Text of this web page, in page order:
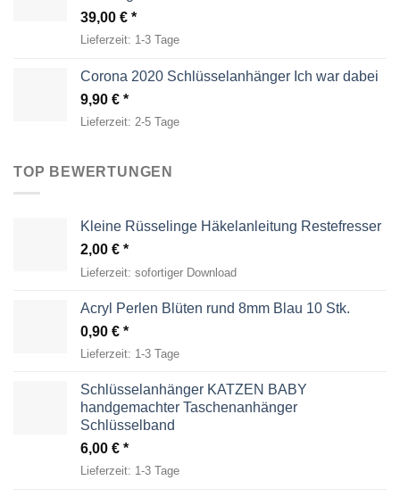
39,00 €
Lieferzeit: 1-3 Tage
Corona 2020 Schlüsselanhänger Ich war dabei
9,90 €
Lieferzeit: 2-5 Tage
TOP BEWERTUNGEN
Kleine Rüsselinge Häkelanleitung Restefresser
2,00 €
Lieferzeit: sofortiger Download
Acryl Perlen Blüten rund 8mm Blau 10 Stk.
0,90 €
Lieferzeit: 1-3 Tage
Schlüsselanhänger KATZEN BABY
handgemachter Taschenanhänger
Schlüsselband
6,00 €
Lieferzeit: 1-3 Tage